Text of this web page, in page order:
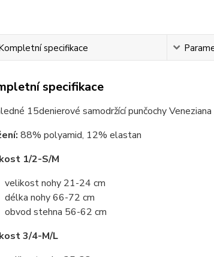
specifikace
specifikace
15denierové samodržící punčochy
88% polyamid, 12% elastan
1/2-S/M
velikost nohy 21-24 cm
délka nohy 66-72 cm
obvod stehna 56-62 cm
3/4-M/L